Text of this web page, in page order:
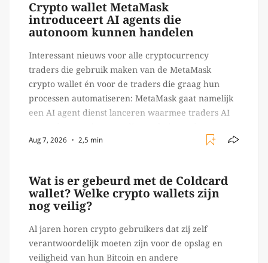
Crypto wallet MetaMask
introduceert AI agents die
autonoom kunnen handelen
Interessant nieuws voor alle cryptocurrency
traders die gebruik maken van de MetaMask
crypto wallet én voor de traders die graag hun
processen automatiseren: MetaMask gaat namelijk
een AI agent dienst lanceren waarmee traders AI
verrichten, zoals het daadwerkelijk uitvoeren van
Aug 7, 2026 2,5 min
Wat is er gebeurd met de Coldcard
wallet? Welke crypto wallets zijn
nog veilig?
Al jaren horen crypto gebruikers dat zij zelf
verantwoordelijk moeten zijn voor de opslag en
veiligheid van hun Bitcoin en andere